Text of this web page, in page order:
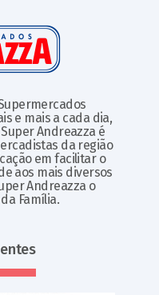
e mais a cada dia,
Andreazza é
da região
em facilitar o
aos mais diversos
Andreazza o
Família.